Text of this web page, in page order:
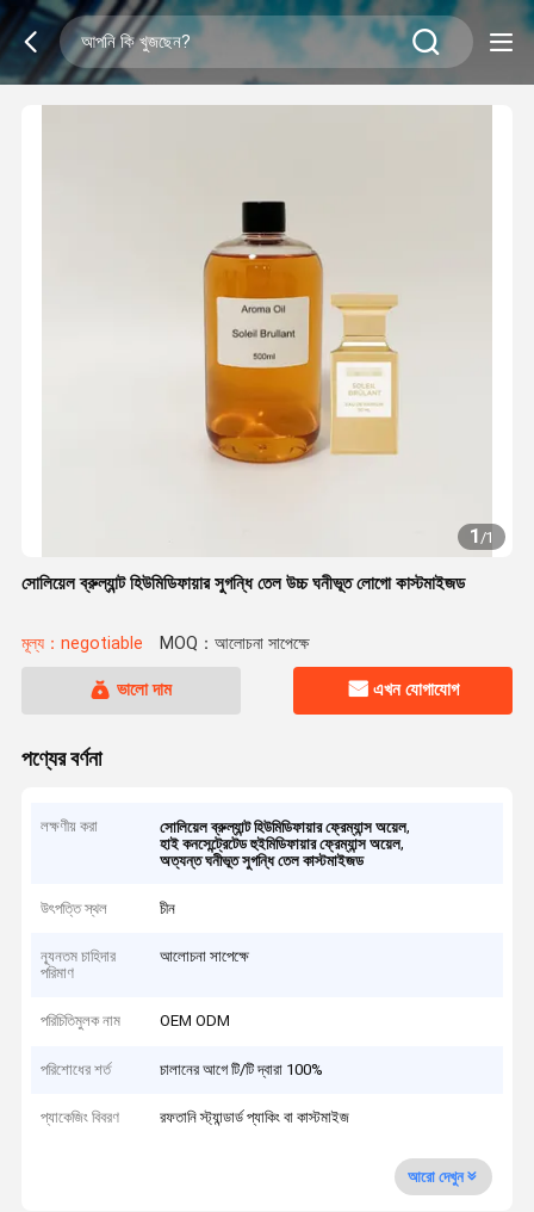
1/1
সোলিয়েল ব্রুল্যান্ট হিউমিডিফায়ার সুগন্ধি তেল উচ্চ ঘনীভূত লোগো কাস্টমাইজড
মূল্য：negotiable MOQ：আলোচনা সাপেক্ষে
ভালো দাম এখন যোগাযোগ
পণ্যের বর্ণনা
লক্ষণীয় করা সোলিয়েল ব্রুল্যান্ট হিউমিডিফায়ার ফ্রেম্যান্স অয়েল,
হাই কনসেন্ট্রেটেড হুইমিডিফায়ার ফ্রেম্যান্স অয়েল,
অত্যন্ত ঘনীভূত সুগন্ধি তেল কাস্টমাইজড
উৎপত্তি স্থল চীন
ন্যূনতম চাহিদার
পরিমাণ
আলোচনা সাপেক্ষে
পরিচিতিমুলক নাম OEM ODM
পরিশোধের শর্ত চালানের আগে টি/টি দ্বারা 100%
প্যাকেজিং বিবরণ রফতানি স্ট্যান্ডার্ড প্যাকিং বা কাস্টমাইজ
আরো দেখুন